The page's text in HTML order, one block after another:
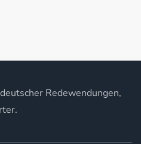
Redewendungen,